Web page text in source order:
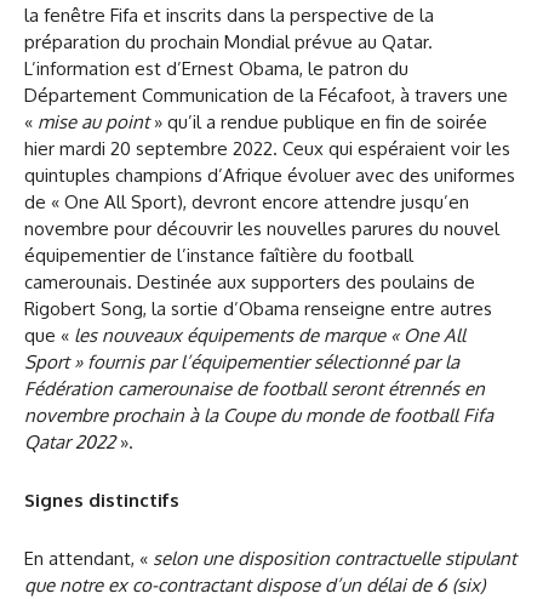
la fenêtre Fifa et inscrits dans la perspective de la
préparation du prochain Mondial prévue au Qatar.
L’information est d’Ernest Obama, le patron du
Département Communication de la Fécafoot, à travers une
« mise au point» qu’il a rendue publique en fin de soirée
hier mardi 20 septembre 2022. Ceux qui espéraient voir les
quintuples champions d’Afrique évoluer avec des uniformes
de « One All Sport), devront encore attendre jusqu’en
novembre pour découvrir les nouvelles parures du nouvel
équipementier de l’instance faîtière du football
camerounais. Destinée aux supporters des poulains de
Rigobert Song, la sortie d’Obama renseigne entre autres
que « les nouveaux équipements de marque « One All
Sport » fournis par l’équipementier sélectionné par la
Fédération camerounaise de football seront étrennés en
novembre prochain à la Coupe du monde de football Fifa
Qatar 2022».
Signes distinctifs
En attendant, « selon une disposition contractuelle stipulant
que notre ex co-contractant dispose d’un délai de 6 (six)